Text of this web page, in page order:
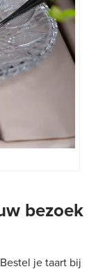
bezoek
je taart bij